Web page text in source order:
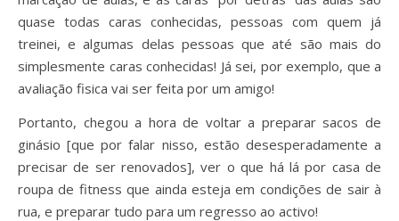
quase todas caras conhecidas, pessoas com quem já
treinei, e algumas delas pessoas que até são mais do
simplesmente caras conhecidas! Já sei, por exemplo, que a
avaliação fisica vai ser feita por um amigo!
Portanto, chegou a hora de voltar a preparar sacos de
ginásio [que por falar nisso, estão desesperadamente a
precisar de ser renovados], ver o que há lá por casa de
roupa de fitness que ainda esteja em condições de sair à
rua, e preparar tudo para um regresso ao activo!